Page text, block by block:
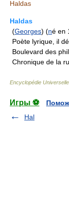
Haldas
Haldas
(Georges) (né en
Poète lyrique, il
Boulevard des
Chronique de la
Encyclopédie Universelle
Игры ⚽
Hal